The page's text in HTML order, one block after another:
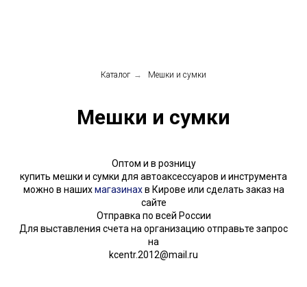
Каталог → Мешки и сумки
Мешки и сумки
Оптом и в розницу
купить мешки и сумки для автоаксессуаров и инструмента
можно в нашихмагазинахв Кирове или сделать заказ на
сайте
Отправка по всей России
Для выставления счета на организацию отправьте запрос
на
kcentr.2012@mail.ru